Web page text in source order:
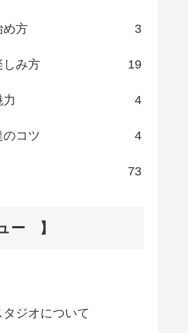
め方 3
しみ方 19
4
コツ 4
73
ー 】
ジオについて